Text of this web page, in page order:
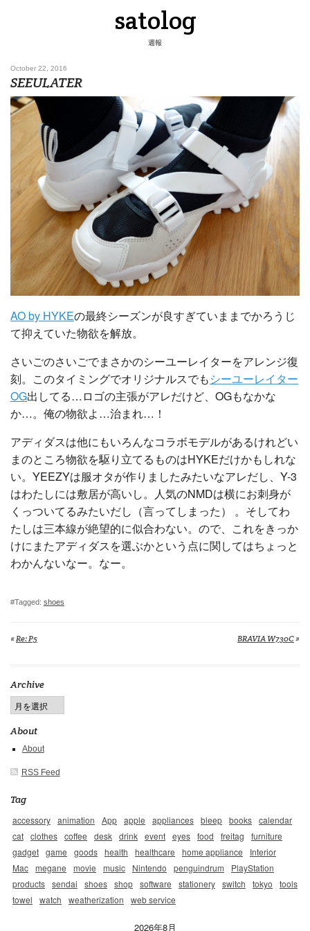
satolog
週報
October 22, 2016
SEEULATER
AO by HYKEの最終シーズンが良すぎていままでかろうじ
て抑えていた物欲を解放。
さいごのさいごでまさかのシーユーレイターをアレンジ復
刻。このタイミングでオリジナルスでもシーユーレイター
OG出してる…ロゴの主張がアレだけど、OGもなかな
か…。俺の物欲よ…治まれ…！
アディダスは他にもいろんなコラボモデルがあるけれどい
まのところ物欲を駆り立てるものはHYKEだけかもしれな
い。YEEZYは服オタが作りましたみたいなアレだし、Y-3
はわたしには敷居が高いし。人気のNMDは横にお刺身が
くっついてるみたいだし（言ってしまった） 。そしてわ
たしは三本線が絶望的に似合わない。ので、これをきっか
けにまたアディダスを選ぶかという点に関してはちょっと
わかんないなー。なー。
#Tagged: shoes
« Re: P5 BRAVIA W730C»
Archive
About
About
RSS Feed
Tag
accessory animation App apple appliances bleep books calendar
cat clothes coffee desk drink event eyes food freitag
furniture
gadget game goods health healthcare home appliance
Interior
Mac megane movie music Nintendo penguindrum
PlayStation
products sendai shoes shop software stationery switch tokyo
tools
towel
watch weatherization web service
2026年8月